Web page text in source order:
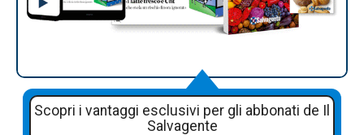
Scopri i vantaggi esclusivi per gli abbonati de Il
Salvagente